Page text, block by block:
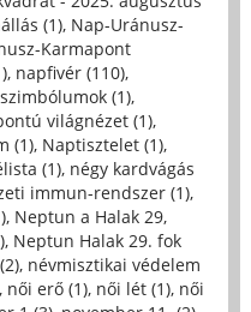
(1), Nap-Uránusz-
Karmapont
, napfivér (110),
(1),
világnézet (1),
(1), Naptisztelet (1),
(1), négy kardvágás
immun-rendszer (1),
, Neptun a Halak 29,
, Neptun Halak 29. fok
, névmisztikai védelem
női erő (1), női lét (1), női